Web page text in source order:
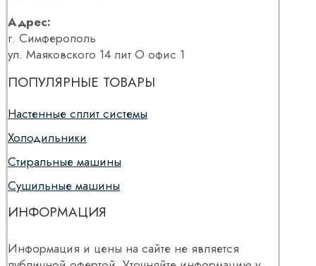
Адрес:
г. Симферополь
ул. Маяковского 14 лит О офис 1
ПОПУЛЯРНЫЕ ТОВАРЫ
Настенные сплит системы
Холодильники
Стиральные машины
Сушильные машины
ИНФОРМАЦИЯ
Информация и цены на сайте не является